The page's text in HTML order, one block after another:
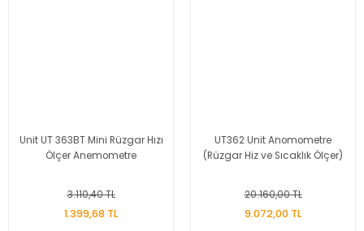
Unit UT 363BT Mini Rüzgar Hızı
Ölçer Anemometre
3.110,40 TL
1.399,68 TL
UT362 Unit Anomometre
(Rüzgar Hiz ve Sıcaklık Ölçer)
20.160,00 TL
9.072,00 TL